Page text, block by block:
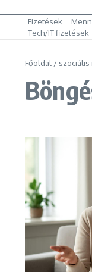
Fizetések
Tech/IT fizetések
Főoldal / szociális